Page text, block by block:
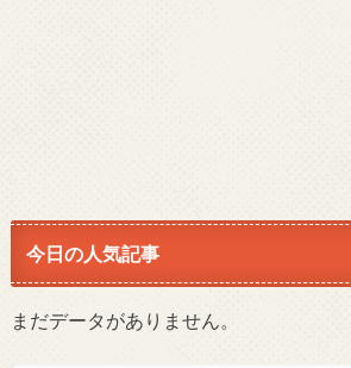
今日の人気記事
まだデータがありません。